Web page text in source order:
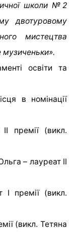
школи №2
двотуровому
мистецтва
музиченьки».
освіти та
в номінації
премії (викл.
– лауреат ІІ
І премії (викл.
(викл. Тетяна